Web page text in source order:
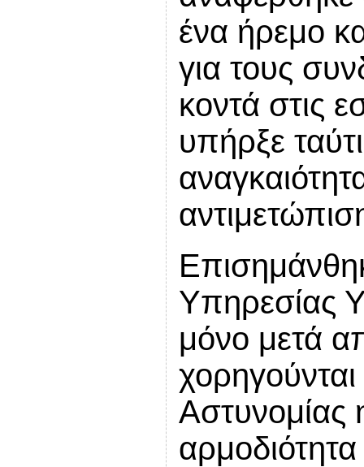
ένα ήρεμο
για τους
κοντά στις
υπήρξε
Υπηρεσίας
μόνο μετά
Αστυνομίας